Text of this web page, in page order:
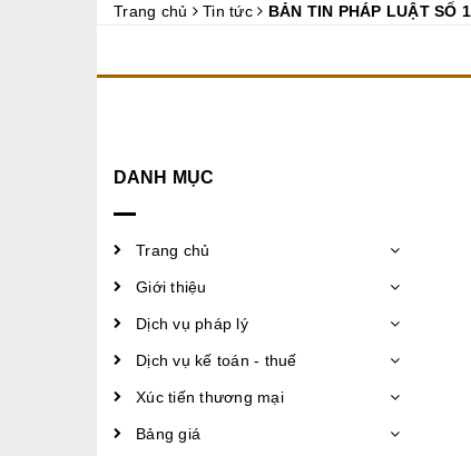
Trang chủ Tin tức BẢN TIN PHÁP LUẬT SỐ
DANH MỤC
Trang chủ
Giới thiệu
Dịch vụ pháp lý
Dịch vụ kế toán - thuế
Xúc tiến thương mại
Bảng giá